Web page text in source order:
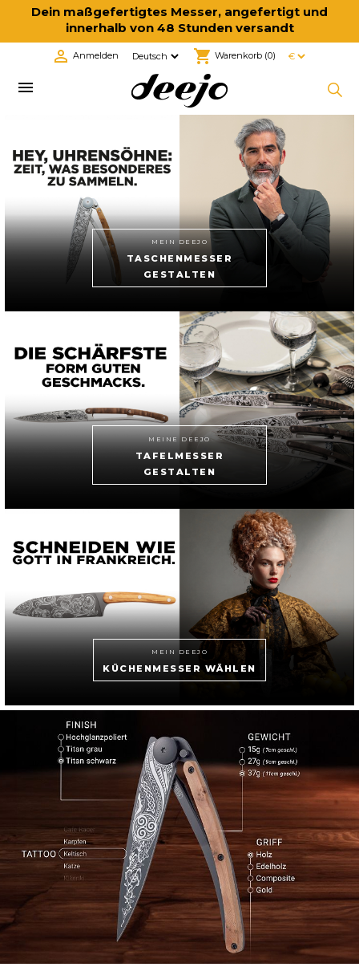
Dein maßgefertigtes Messer, angefertigt und
innerhalb von 48 Stunden versandt
shopping_cart Warenkorb (0)
 Anmelden

MEIN DEEJO
TASCHENMESSER
GESTALTEN
MEINE DEEJO
TAFELMESSER
GESTALTEN
MEIN DEEJO
KÜCHENMESSER WÄHLEN